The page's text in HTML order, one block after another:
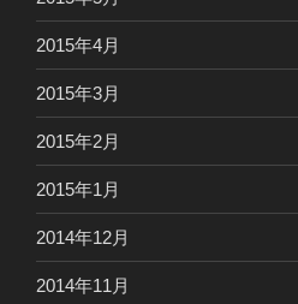
2015年4月
2015年3月
2015年2月
2015年1月
2014年12月
2014年11月